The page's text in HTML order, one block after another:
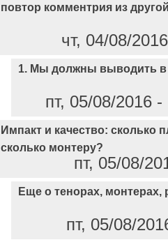
повтор комментрия из
чт, 04/08/
1. Мы должны выводить
пт, 05/08/2016
Импакт и качество: сколько
сколько монтеру?
пт, 05/08/
Еще о тенорах, монтерах,
пт, 05/08/